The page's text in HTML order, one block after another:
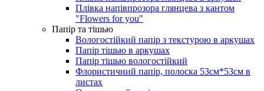
Плівка напівпрозора глянцева з кантом
"Flowers for you"
Папір та тішью
Вологостійкий папір з текстурою в аркушах
Папір тішью в аркушах
Папір тішью вологостійкий
Флористичний папір, полоска 53см*53см в
листах